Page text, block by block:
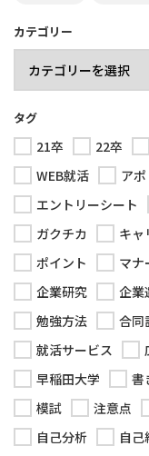
カテゴリー
タグ
21卒 22卒
WEB就活
アポ
エントリーシート
ガクチカ
キャ
ポイント
マナ
企業研究
企業
勉強方法
合同
就活サービス
早稲田大学
書
模試
注意点
自己分析
自己